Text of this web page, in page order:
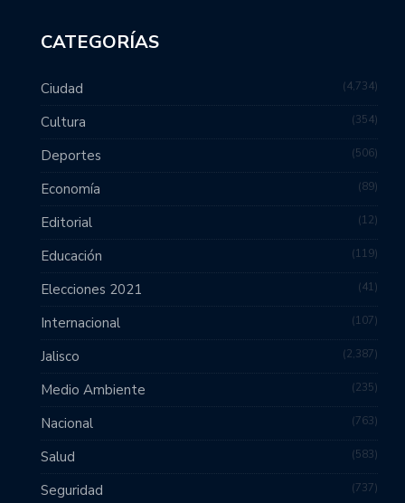
CATEGORÍAS
Ciudad 4,734
Cultura 354
Deportes 506
Economía 89
Editorial 12
Educación 119
Elecciones 2021 41
Internacional 107
Jalisco 2,387
Medio Ambiente 235
Nacional 763
Salud 583
Seguridad 737